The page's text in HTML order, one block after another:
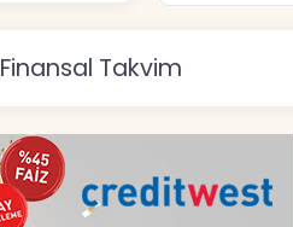
Finansal Takvim